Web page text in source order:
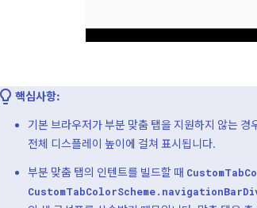
핵심사항:
기본 브라우저가 부분 맞춤 탭을 지원하지 않는
전체 디스플레이 높이에 걸쳐 표시됩니다.
부분 맞춤 탭의 인텐트를 빌드할 때